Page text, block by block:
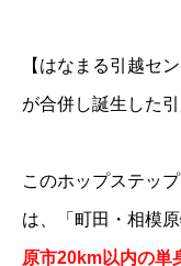
【はなまる引越セ
が合併し誕生した引
このホップステッ
は、「町田・相模
原市20km以内の単